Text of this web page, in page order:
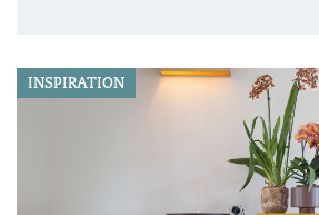
INSPIRATION